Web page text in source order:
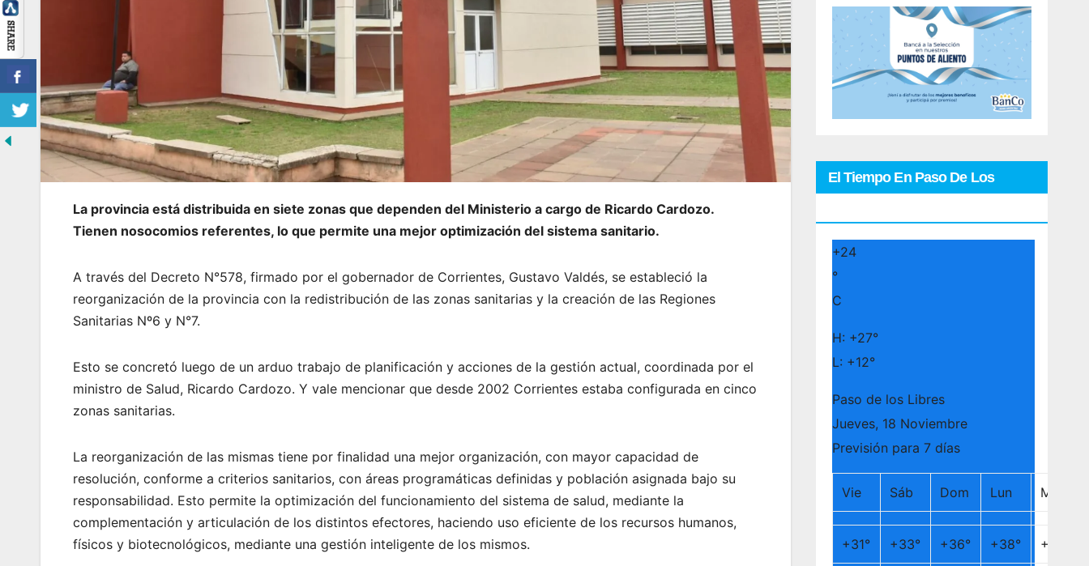
La provincia está distribuida en siete zonas que dependen del Ministerio a cargo de Ricardo Cardozo.
Tienen nosocomios referentes, lo que permite una mejor optimización del sistema sanitario.
A través del Decreto N°578, firmado por el gobernador de Corrientes, Gustavo Valdés, se estableció la
reorganización de la provincia con la redistribución de las zonas sanitarias y la creación de las Regiones
Sanitarias Nº6 y N°7.
Esto se concretó luego de un arduo trabajo de planificación y acciones de la gestión actual, coordinada por el
ministro de Salud, Ricardo Cardozo. Y vale mencionar que desde 2002 Corrientes estaba configurada en cinco
zonas sanitarias.
La reorganización de las mismas tiene por finalidad una mejor organización, con mayor capacidad de
resolución, conforme a criterios sanitarios, con áreas programáticas definidas y población asignada bajo su
responsabilidad. Esto permite la optimización del funcionamiento del sistema de salud, mediante la
complementación y articulación de los distintos efectores, haciendo uso eficiente de los recursos humanos,
físicos y biotecnológicos, mediante una gestión inteligente de los mismos.
El Tiempo En Paso De Los
+24
°
C
H: +27°
L: +12°
Paso de los Libres
Jueves, 18 Noviembre
Previsión para 7 días
Vie Sáb Dom Lun Mar
+31° +33° +36° +38° +